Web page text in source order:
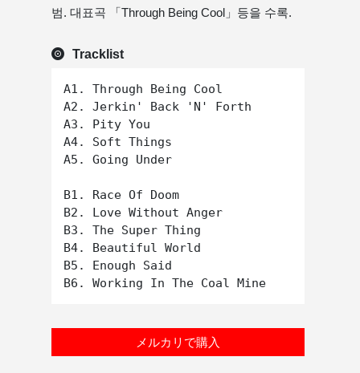
범. 대표곡 「Through Being Cool」등을 수록.
Tracklist
A1. Through Being Cool
A2. Jerkin' Back 'N' Forth
A3. Pity You
A4. Soft Things
A5. Going Under
B1. Race Of Doom
B2. Love Without Anger
B3. The Super Thing
B4. Beautiful World
B5. Enough Said
メルカリで購入